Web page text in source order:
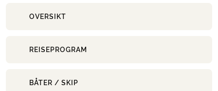
OVERSIKT
REISEPROGRAM
BÅTER / SKIP